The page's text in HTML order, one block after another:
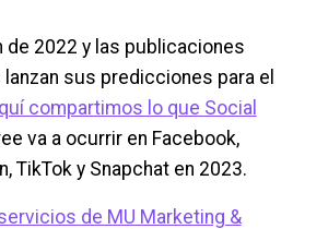
de 2022 y las publicaciones
sus predicciones para el
compartimos lo que Social
va a ocurrir en Facebook,
TikTok y Snapchat en 2023.
de MU Marketing &